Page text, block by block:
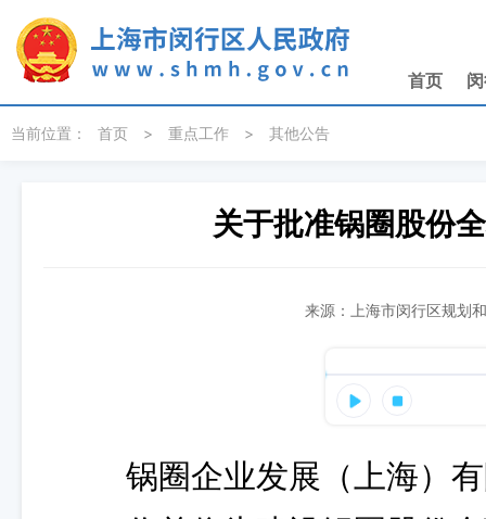
首页
当前位置： 首页 > 重点工作 > 其他公告
关于批准锅圈股份
来源：上海市闵行区规划
锅圈企业发展（上海）有